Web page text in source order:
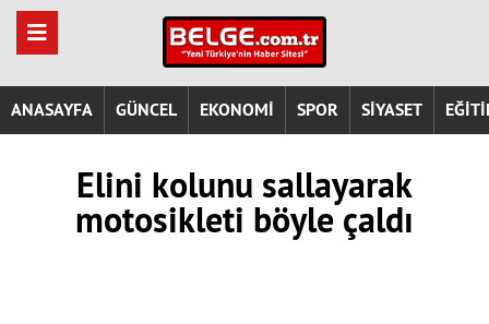
ANASAYFA GÜNCEL EKONOMİ SPOR SİYASET
Elini kolunu sallayarak
motosikleti böyle çaldı